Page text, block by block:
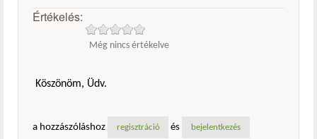
Értékelés:
Még nincs értékelve
Köszönöm, Üdv.
a hozzászóláshoz regisztráció és bejelentkezés